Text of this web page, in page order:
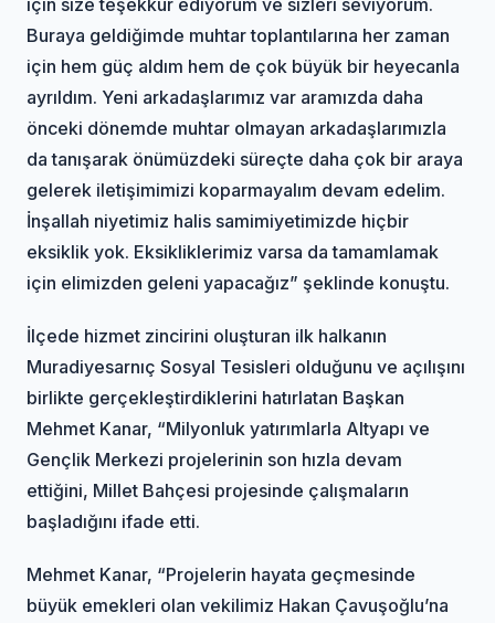
Buraya geldiğimde muhtar toplantılarına her zaman
için hem güç aldım hem de çok büyük bir heyecanla
ayrıldım. Yeni arkadaşlarımız var aramızda daha
önceki dönemde muhtar olmayan arkadaşlarımızla
da tanışarak önümüzdeki süreçte daha çok bir araya
gelerek iletişimimizi koparmayalım devam edelim.
İnşallah niyetimiz halis samimiyetimizde hiçbir
eksiklik yok. Eksikliklerimiz varsa da tamamlamak
için elimizden geleni yapacağız” şeklinde konuştu.
İlçede hizmet zincirini oluşturan ilk halkanın
Muradiyesarnıç Sosyal Tesisleri olduğunu ve açılışını
birlikte gerçekleştirdiklerini hatırlatan Başkan
Mehmet Kanar, “Milyonluk yatırımlarla Altyapı ve
Gençlik Merkezi projelerinin son hızla devam
ettiğini, Millet Bahçesi projesinde çalışmaların
başladığını ifade etti.
Mehmet Kanar, “Projelerin hayata geçmesinde
büyük emekleri olan vekilimiz Hakan Çavuşoğlu’na